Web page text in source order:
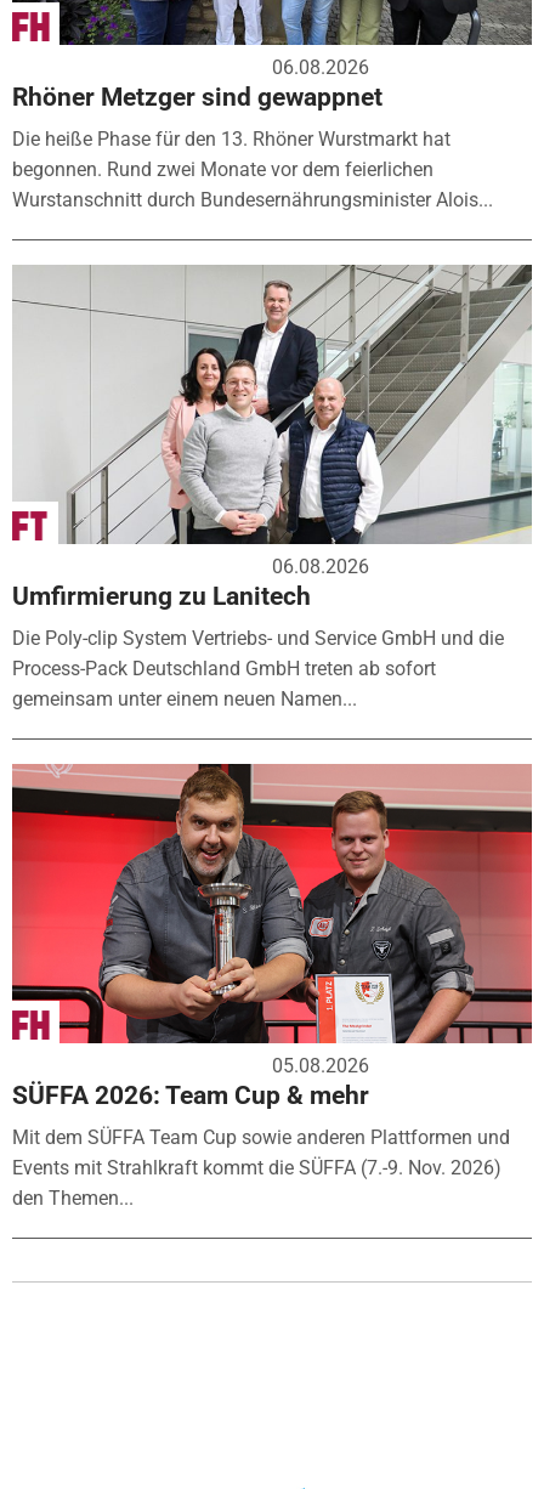
06.08.2026
Rhöner Metzger sind gewappnet
Die heiße Phase für den 13. Rhöner Wurstmarkt hat
begonnen. Rund zwei Monate vor dem feierlichen
Wurstanschnitt durch Bundesernährungsminister Alois...
06.08.2026
Umfirmierung zu Lanitech
Die Poly-clip System Vertriebs- und Service GmbH und die
Process-Pack Deutschland GmbH treten ab sofort
gemeinsam unter einem neuen Namen...
05.08.2026
SÜFFA 2026: Team Cup & mehr
Mit dem SÜFFA Team Cup sowie anderen Plattformen und
Events mit Strahlkraft kommt die SÜFFA (7.-9. Nov. 2026)
den Themen...